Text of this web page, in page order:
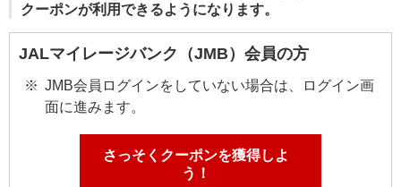
クーポンが利用できるようになります。
JALマイレージバンク（JMB）会員の方
JMB会員ログインをしていない場合は、ログイン画
面に進みます。
さっそくクーポンを獲得しよ
う！